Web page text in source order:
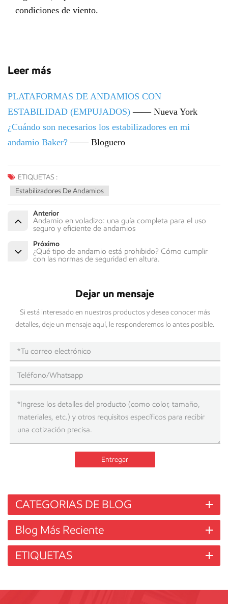
condiciones de viento.
Leer más
PLATAFORMAS DE ANDAMIOS CON
ESTABILIDAD (EMPUJADOS) —— Nueva York
¿Cuándo son necesarios los estabilizadores en mi
andamio Baker? —— Bloguero
ETIQUETAS :
Estabilizadores De Andamios
Anterior
Andamio en voladizo: una guía completa para el uso
seguro y eficiente de andamios
Próximo
¿Qué tipo de andamio está prohibido? Cómo cumplir
con las normas de seguridad en altura.
Dejar un mensaje
Si está interesado en nuestros productos y desea conocer más
detalles, deje un mensaje aquí, le responderemos lo antes posible.
Entregar
CATEGORIAS DE BLOG
Blog Más Reciente
ETIQUETAS